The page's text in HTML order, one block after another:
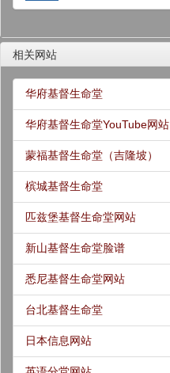
相关网站
华府基督生命堂
华府基督生命堂YouTube网站
蒙福基督生命堂（吉隆坡）
槟城基督生命堂
匹兹堡基督生命堂网站
新山基督生命堂脸谱
悉尼基督生命堂网站
台北基督生命堂
日本信息网站